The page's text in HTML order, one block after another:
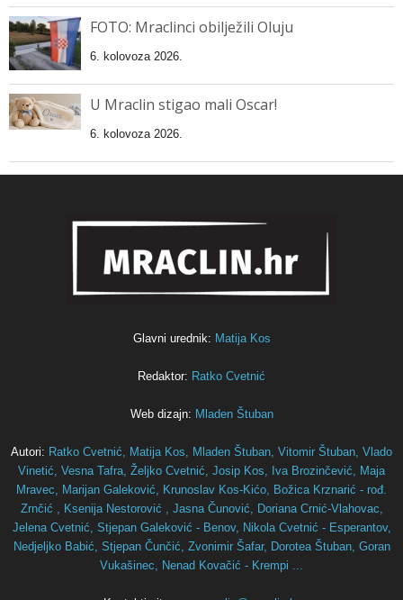
FOTO: Mraclinci obilježili Oluju
6. kolovoza 2026.
U Mraclin stigao mali Oscar!
6. kolovoza 2026.
Glavni urednik: Matija Kos
Redaktor: Ratko Cvetnić
Web dizajn: Mladen Štuban
Autori: Ratko Cvetnić, Matija Kos, Mladen Štuban, Vitomir Štuban, Vlado
Vinetić, Vesna Tafra, Željko Cvetnić, Josip Kos, Iva Brozinčević,
Maja
Mravec,
Marijan Galeković, Krunoslav Kos-Kićo,
Božica Krznarić - rođ.
Zrnčić ,
Ksenija Nestorović , Jasna Čunović,
Doriana Crnić-Vlahovac,
Jelena Cvetnić, Stjepan Galeković - Benov, Nikola Cvetnić - Esperantov,
Nedjeljko Babić, Stjepan Čunčić, Zvonimir Šafar, Dorotea Štuban, Goran
Vukašinec,
Nenad Kovačić - Krempi ...